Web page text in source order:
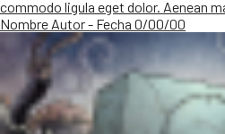
commodo ligula eget dolor. Aenean
Nombre Autor - Fecha 0/00/00